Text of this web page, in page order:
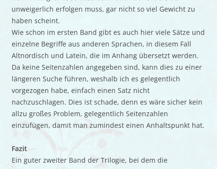
unweigerlich erfolgen muss, gar nicht so viel Gewicht zu
haben scheint.
Wie schon im ersten Band gibt es auch hier viele Sätze und
einzelne Begriffe aus anderen Sprachen, in diesem Fall
Altnordisch und Latein, die im Anhang übersetzt werden.
Da keine Seitenzahlen angegeben sind, kann dies zu einer
längeren Suche führen, weshalb ich es gelegentlich
vorgezogen habe, einfach einen Satz nicht
nachzuschlagen. Dies ist schade, denn es wäre sicher kein
allzu großes Problem, gelegentlich Seitenzahlen
einzufügen, damit man zumindest einen Anhaltspunkt hat.
Fazit
Ein guter zweiter Band der Trilogie, bei dem die